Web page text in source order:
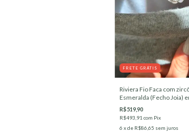
FRETE GRÁTIS
Riviera Fio Faca com
Esmeralda (Fecho Joia)
Branco
R$519,90
R$493,91 com Pix
6 x de R$86,65 sem juros